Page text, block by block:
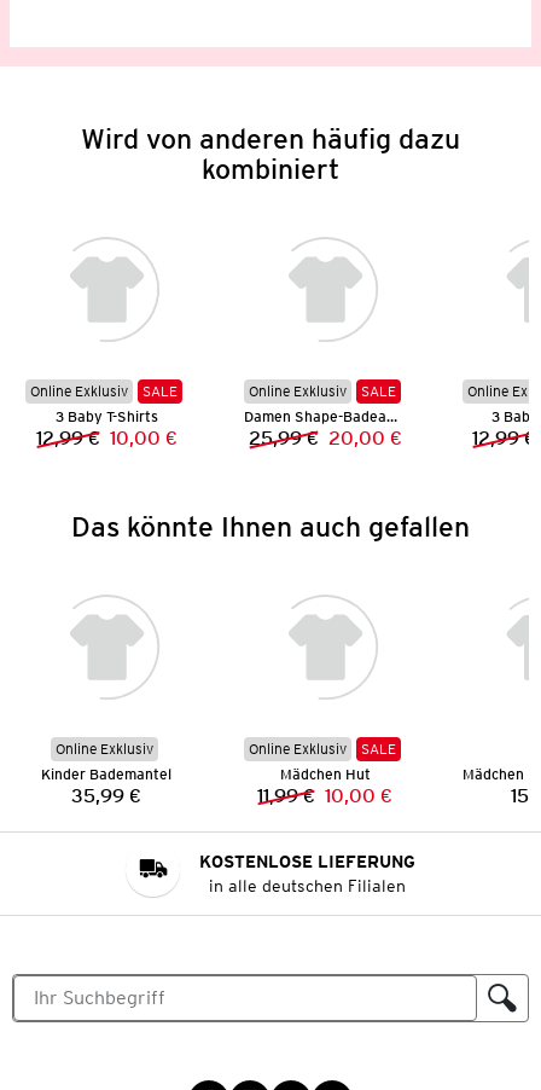
Wird von anderen häufig dazu
kombiniert
Online Exklusiv
SALE
3 Baby T-Shirts
Vorheriger Preis:
12,99 € Neuer Preis:
10,00 €
Online Exklusiv
SALE
Damen Shape-Badeanzug
Vorheriger Preis:
25,99 € Neuer Preis:
20,00 €
Online
3
12,99 €
Das könnte Ihnen auch gefallen
Online Exklusiv
Kinder Bademantel
Preis:
35,99 €
Online Exklusiv
SALE
Mädchen Hut
Vorheriger Preis:
11,99 € Neuer Preis:
10,00 €
KOSTENLOSE LIEFERUNG
in alle deutschen Filialen